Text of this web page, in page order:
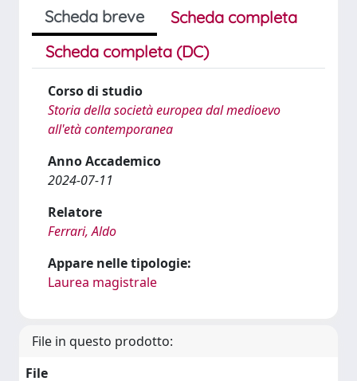
Scheda breve
Scheda completa
Scheda completa (DC)
Corso di studio
Storia della società europea dal medioevo
all'età contemporanea
Anno Accademico
2024-07-11
Relatore
Ferrari, Aldo
Appare nelle tipologie:
Laurea magistrale
File in questo prodotto:
File